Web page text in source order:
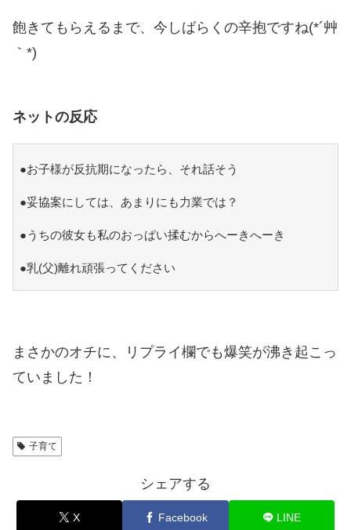
飽きてもらえるまで、今しばらくの辛抱ですね(*´艸
｀*)
ネットの反応
●お子様が反抗期になったら、それ話そう
●妥協案にしては、あまりにも力業では？
●うちの彼女も私のおっぱい揉むからへーきへーき
●乳(父)離れ頑張ってください
まさかのオチに、リプライ欄でも爆笑が沸き起こっ
ていました！
子育て
シェアする
X Facebook LINE